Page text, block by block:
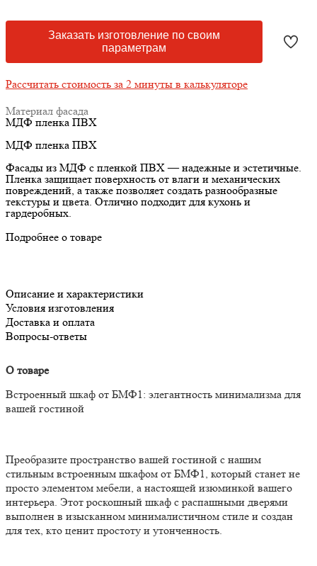
Заказать изготовление по своим
параметрам
Рассчитать стоимость за 2 минуты в калькуляторе
Материал фасада
МДФ пленка ПВХ
МДФ пленка ПВХ
Фасады из МДФ с пленкой ПВХ — надежные и эстетичные.
Пленка защищает поверхность от влаги и механических
повреждений, а также позволяет создать разнообразные
текстуры и цвета. Отлично подходит для кухонь и
гардеробных.
Подробнее о товаре
Описание и характеристики
Условия изготовления
Доставка и оплата
Вопросы-ответы
О товаре
Встроенный шкаф от БМФ1: элегантность минимализма для
вашей гостиной
Преобразите пространство вашей гостиной с нашим
стильным встроенным шкафом от БМФ1, который станет не
просто элементом мебели, а настоящей изюминкой вашего
интерьера. Этот роскошный шкаф с распашными дверями
выполнен в изысканном минималистичном стиле и создан
для тех, кто ценит простоту и утонченность.